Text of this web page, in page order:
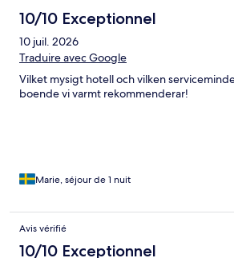
10/10 Exceptionnel
10 juil. 2026
Traduire avec Google
Vilket mysigt hotell och vilken
boende vi varmt rekommenderar!
Marie, séjour de 1 nuit
Avis vérifié
10/10 Exceptionnel